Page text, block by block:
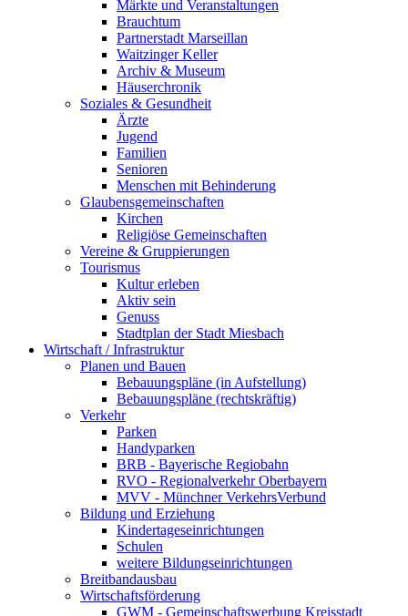
Märkte und Veranstaltungen
Brauchtum
Partnerstadt Marseillan
Waitzinger Keller
Archiv & Museum
Häuserchronik
Soziales & Gesundheit
Ärzte
Jugend
Familien
Senioren
Menschen mit Behinderung
Glaubensgemeinschaften
Kirchen
Religiöse Gemeinschaften
Vereine & Gruppierungen
Tourismus
Kultur erleben
Aktiv sein
Genuss
Stadtplan der Stadt Miesbach
Wirtschaft / Infrastruktur
Planen und Bauen
Bebauungspläne (in Aufstellung)
Bebauungspläne (rechtskräftig)
Verkehr
Parken
Handyparken
BRB - Bayerische Regiobahn
RVO - Regionalverkehr Oberbayern
MVV - Münchner VerkehrsVerbund
Bildung und Erziehung
Kindertageseinrichtungen
Schulen
weitere Bildungseinrichtungen
Breitbandausbau
Wirtschaftsförderung
GWM - Gemeinschaftswerbung Kreisstadt